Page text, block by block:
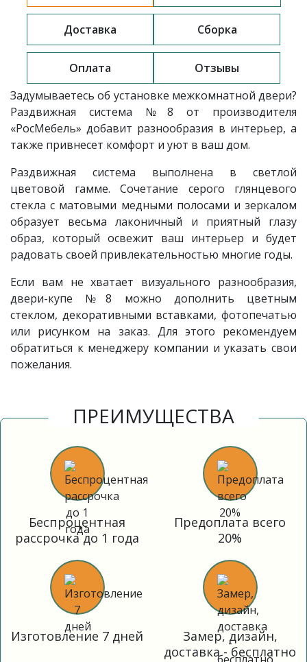
Доставка Сборка
Оплата
Отзывы
Задумываетесь об установке межкомнатной двери?
Раздвижная система №8 от производителя
«РосМебель» добавит разнообразия в интерьер, а
также привнесет комфорт и уют в ваш дом.
Раздвижная система выполнена в светлой
цветовой гамме. Сочетание серого глянцевого
стекла с матовыми медными полосами и зеркалом
образует весьма лаконичный и приятный глазу
образ, который освежит ваш интерьер и будет
радовать своей привлекательностью многие годы.
Если вам не хватает визуального разнообразия,
двери-купе №8 можно дополнить цветным
стеклом, декоративными вставками, фотопечатью
или рисунком на заказ. Для этого рекомендуем
обратиться к менеджеру компании и указать свои
пожелания.
ПРЕИМУЩЕСТВА
Беспроцентная
рассрочка до 1 года
Предоплата всего
20%
Изготовление 7 дней
Замер, дизайн,
доставка - бесплатно